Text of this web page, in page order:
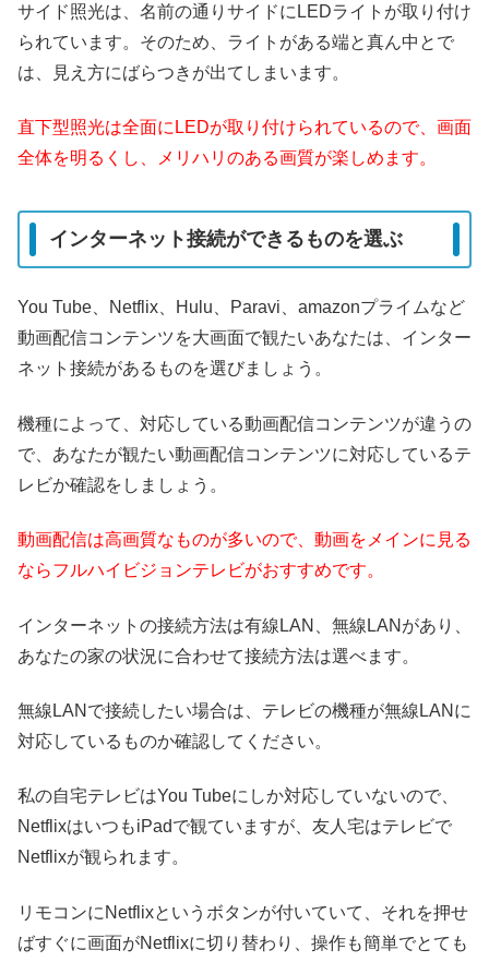
サイド照光は、名前の通りサイドにLEDライトが取り付け
られています。そのため、ライトがある端と真ん中とで
は、見え方にばらつきが出てしまいます。
直下型照光は全面にLEDが取り付けられているので、画面
全体を明るくし、メリハリのある画質が楽しめます。
インターネット接続ができるものを選ぶ
You Tube、Netflix、Hulu、Paravi、amazonプライムなど
動画配信コンテンツを大画面で観たいあなたは、インター
ネット接続があるものを選びましょう。
機種によって、対応している動画配信コンテンツが違うの
で、あなたが観たい動画配信コンテンツに対応しているテ
レビか確認をしましょう。
動画配信は高画質なものが多いので、動画をメインに見る
ならフルハイビジョンテレビがおすすめです。
インターネットの接続方法は有線LAN、無線LANがあり、
あなたの家の状況に合わせて接続方法は選べます。
無線LANで接続したい場合は、テレビの機種が無線LANに
対応しているものか確認してください。
私の自宅テレビはYou Tubeにしか対応していないので、
NetflixはいつもiPadで観ていますが、友人宅はテレビで
Netflixが観られます。
リモコンにNetflixというボタンが付いていて、それを押せ
ばすぐに画面がNetflixに切り替わり、操作も簡単でとても